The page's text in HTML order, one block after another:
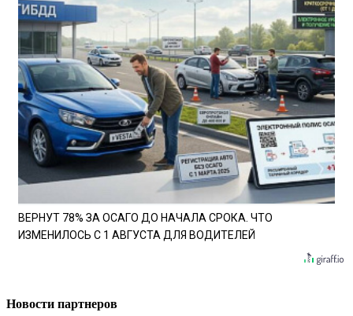
ВЕРНУТ 78% ЗА ОСАГО ДО НАЧАЛА СРОКА. ЧТО
ИЗМЕНИЛОСЬ С 1 АВГУСТА ДЛЯ ВОДИТЕЛЕЙ
Новости партнеров